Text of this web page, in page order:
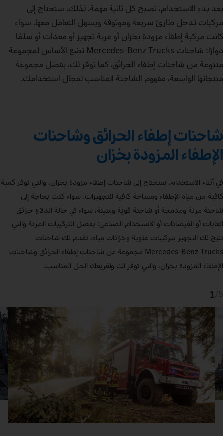
بعد بدء الاستخدام، تصبح كل ثانية مهمة. لذلك، ستحتاج إلى
مركبات تدخل طارئ سريعة وموثوقة ويسهل التعامل معها. سواء
كانت مركبة إطفاء مزودة بخزان أو عربة تجهيز أو معدات أو سلمًا
دوارًا: شاحنات Mercedes‑Benz Trucks تضع الأساس لمجموعة
متنوعة من شاحنات إطفاء الحرائق، كما توفر لك، بفضل مجموعة
منتجاتها الواسعة، مفهوم الشاحنة المناسب لمجال استخدامك.
شاحنات إطفاء الحرائق وشاحنات
الإطفاء المزودة بخزان
في أثناء الاستخدام، ستحتاج إلى شاحنات إطفاء مزودة بخزان، والتي توفر كمية
كافية من مياه الإطفاء ومساحة كافية للتجهيزات. سواء كنت بحاجة إلى
شاحنة مرنة ومدمجة أو شاحنة قوية ومتينة، سواء في حالة اندلاع حرائق
الغابات أو الفيضانات أو الاستخدام الصناعي: بفضل التركيبات المرنة والتي
تتيح لك التجهيز بتركيبات علوية وخزانات مياه، تقدم لك شاحنات
Mercedes‑Benz Trucks مجموعة من شاحنات إطفاء الحرائق وشاحنات
الإطفاء المزودة بخزان، والتي توفر لك ولفريقك الحل المناسب.
1